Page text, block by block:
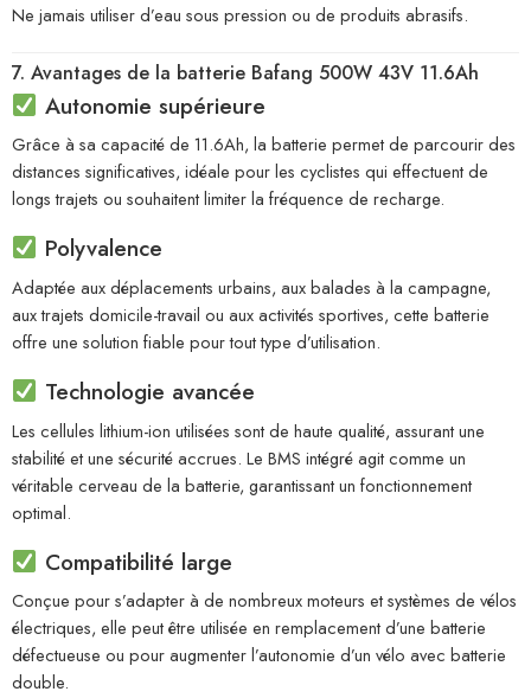
Ne jamais utiliser d’eau sous pression ou de produits abrasifs.
7. Avantages de la batterie Bafang 500W 43V 11.6Ah
Autonomie supérieure
Grâce à sa capacité de 11.6Ah, la batterie permet de parcourir des
distances significatives, idéale pour les cyclistes qui effectuent de
longs trajets ou souhaitent limiter la fréquence de recharge.
Polyvalence
Adaptée aux déplacements urbains, aux balades à la campagne,
aux trajets domicile-travail ou aux activités sportives, cette batterie
offre une solution fiable pour tout type d’utilisation.
Technologie avancée
Les cellules lithium-ion utilisées sont de haute qualité, assurant une
stabilité et une sécurité accrues. Le BMS intégré agit comme un
véritable cerveau de la batterie, garantissant un fonctionnement
optimal.
Compatibilité large
Conçue pour s’adapter à de nombreux moteurs et systèmes de vélos
électriques, elle peut être utilisée en remplacement d’une batterie
défectueuse ou pour augmenter l’autonomie d’un vélo avec batterie
double.